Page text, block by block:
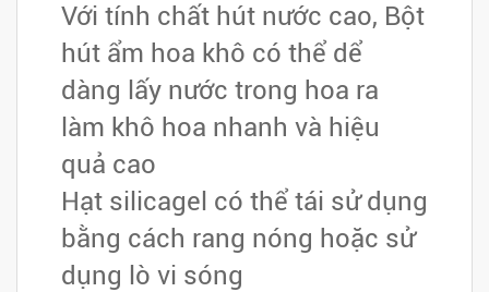
Với tính chất hút nước cao, Bột
hút ẩm hoa khô có thể dể
dàng lấy nước trong hoa ra
làm khô hoa nhanh và hiệu
quả cao
Hạt silicagel có thể tái sử dụng
bằng cách rang nóng hoặc sử
dụng lò vi sóng